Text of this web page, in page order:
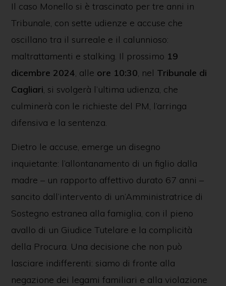
Il caso Monello si è trascinato per tre anni in
Tribunale, con sette udienze e accuse che
oscillano tra il surreale e il calunnioso:
maltrattamenti e stalking. Il prossimo 19
dicembre 2024, alle ore 10:30, nel Tribunale di
Cagliari, si svolgerà l’ultima udienza, che
culminerà con le richieste del PM, l’arringa
difensiva e la sentenza.
Dietro le accuse, emerge un disegno
inquietante: l’allontanamento di un figlio dalla
madre – un rapporto affettivo durato 67 anni –
sancito dall’intervento di un’Amministratrice di
Sostegno estranea alla famiglia, con il pieno
avallo di un Giudice Tutelare e la complicità
della Procura. Una decisione che non può
lasciare indifferenti: siamo di fronte alla
negazione dei legami familiari e alla violazione